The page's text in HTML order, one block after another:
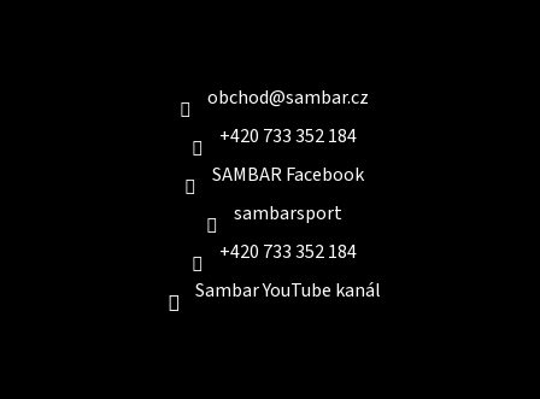
obchod@sambar.cz
+420 733 352 184
SAMBAR Facebook
sambarsport
+420 733 352 184
Sambar YouTube kanál